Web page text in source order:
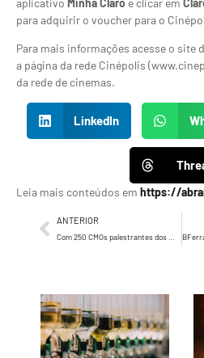
para adquirir o voucher para o
Para mais informações acesse o site
a página da rede Cinépolis
da rede de cinemas.
LinkedIn
Leia mais conteúdos em https://
ANTERIOR